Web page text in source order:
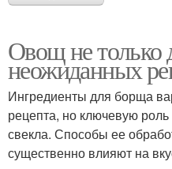
Овощ не только
неожиданных
Ингредиенты для борща
рецепта, но ключевую роль
свекла. Способы ее
существенно влияют на